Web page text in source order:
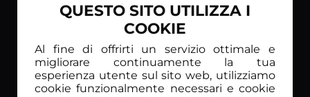
QUESTO SITO UTILIZZA I
COOKIE
Al fine di offrirti un servizio ottimale e
migliorare continuamente la tua
esperienza utente sul sito web, utilizziamo
cookie funzionalmente necessari e cookie